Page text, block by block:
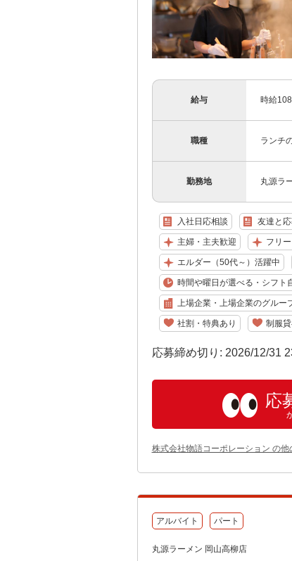
給与 時給
職種 ランチ
勤務地 丸源ラ
入社日応相談 友達と
主婦・主夫歓迎 フリ
エルダー（50代～）活躍中
時間や曜日が選べる・シフト
上場企業・上場企業のグルー
社割・特典あり 制服
応募締め切り: 2026/12/31
応
株式会社物語コーポレーション の他
アルバイト パート
丸源ラーメン 岡山高柳店